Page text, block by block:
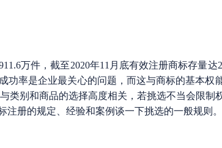
万件，截至2020年11月底有效注册商标存量达
率是企业最关心的问题，而这与商标的基本权
类别和商品的选择高度相关，若挑选不当会限制
册的规定、经验和案例谈一下挑选的一般规则。